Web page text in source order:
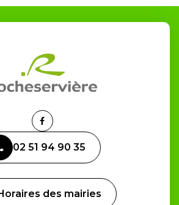
Lien
le
compte
02 51 94 90 35
des mairies